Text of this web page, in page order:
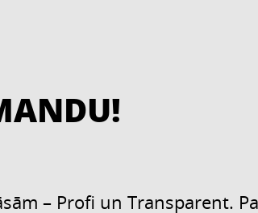
– Profi un Transparent.